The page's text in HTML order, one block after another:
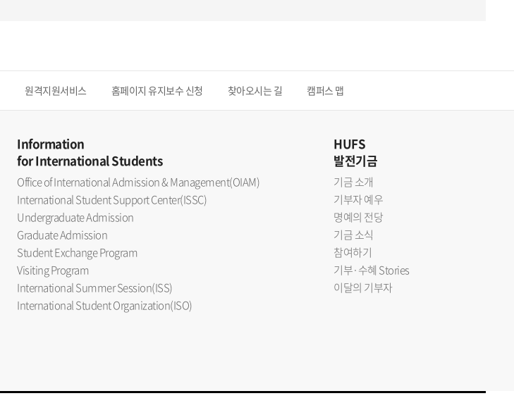
원격지원서비스 홈페이지 유지보수 신청 찾아오시는 길 캠퍼스 맵
Information
for International Students
Office of International Admission & Management(OIAM)
International Student Support Center(ISSC)
Undergraduate Admission
Graduate Admission
Student Exchange Program
Visiting Program
International Summer Session(ISS)
International Student Organization(ISO)
HUFS
발전기금
기금 소개
기부자 예우
명예의 전당
기금 소식
참여하기
기부·수혜 Stories
이달의 기부자